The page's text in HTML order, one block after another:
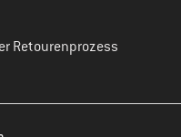
Retourenprozess